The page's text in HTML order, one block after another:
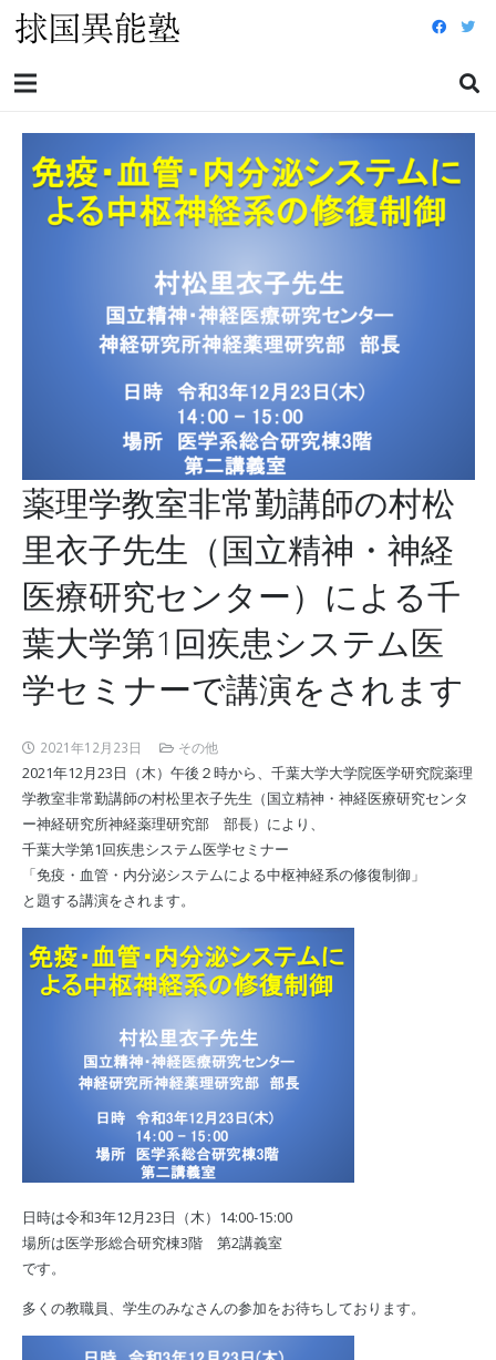
薬理学教室非常勤講師の村松
里衣子先生（国立精神・神経
医療研究センター）による千
葉大学第1回疾患システム医
学セミナーで講演をされます
2021年12月23日 その他
2021年12月23日（木）午後２時から、千葉大学大学院医学研究院薬理
学教室非常勤講師の村松里衣子先生（国立精神・神経医療研究センタ
ー神経研究所神経薬理研究部 部長）により、
千葉大学第1回疾患システム医学セミナー
「免疫・血管・内分泌システムによる中枢神経系の修復制御」
と題する講演をされます。
日時は令和3年12月23日（木）14:00-15:00
場所は医学形総合研究棟3階 第2講義室
です。
多くの教職員、学生のみなさんの参加をお待ちしております。